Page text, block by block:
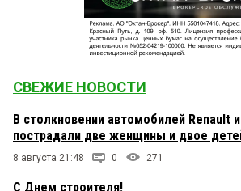
СВЕЖИЕ НОВОСТИ
В столкновении автомобилей Renault
пострадали две женщины и двое
8 августа 21:48 0 271
С Днем строителя!